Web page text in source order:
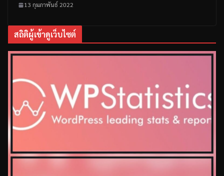
13 กุมภาพันธ์ 2022
สถิติผู้เข้าดูเว็บไซต์